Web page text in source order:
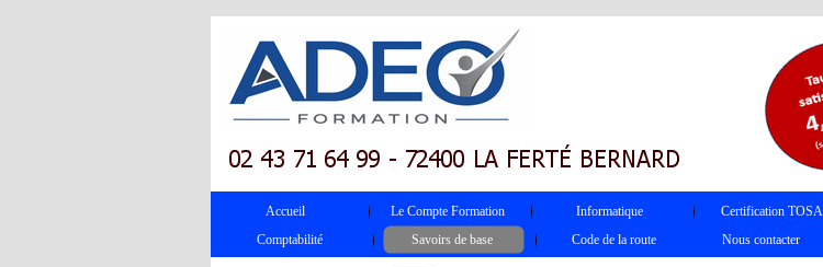
Accueil Le Compte Formation Informatique Certification TOSA
Comptabilité
Savoirs de base Code de la route Nous contacter